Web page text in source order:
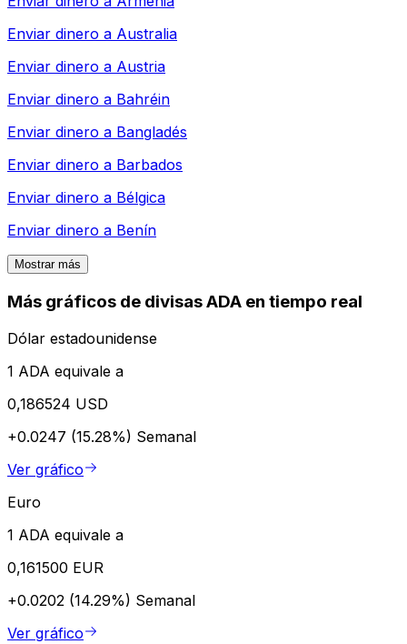
Enviar dinero a Australia
Enviar dinero a Austria
Enviar dinero a Bahréin
Enviar dinero a Bangladés
Enviar dinero a Barbados
Enviar dinero a Bélgica
Enviar dinero a Benín
Mostrar más
Más gráficos de divisas ADA en tiempo real
Dólar estadounidense
1 ADA equivale a
0,186524 USD
+0.0247 (15.28%) Semanal
Ver gráfico
Euro
1 ADA equivale a
0,161500 EUR
+0.0202 (14.29%) Semanal
Ver gráfico